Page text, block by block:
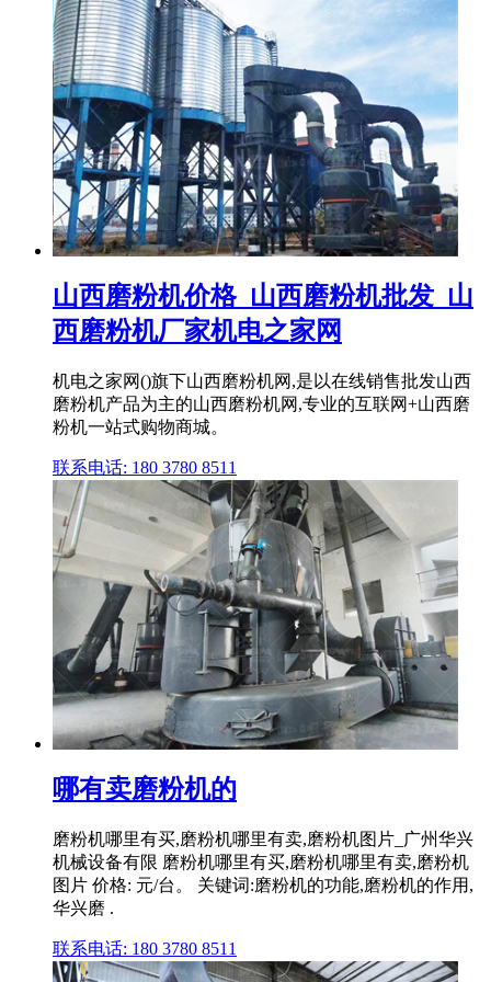
山西磨粉机价格_山西磨粉机批发_山
西磨粉机厂家机电之家网
机电之家网()旗下山西磨粉机网,是以在线销售批发山西
磨粉机产品为主的山西磨粉机网,专业的互联网+山西磨
粉机一站式购物商城。
联系电话: 180 3780 8511
哪有卖磨粉机的
磨粉机哪里有买,磨粉机哪里有卖,磨粉机图片_广州华兴
机械设备有限 磨粉机哪里有买,磨粉机哪里有卖,磨粉机
图片 价格: 元/台。 关键词:磨粉机的功能,磨粉机的作用,
华兴磨 .
联系电话: 180 3780 8511